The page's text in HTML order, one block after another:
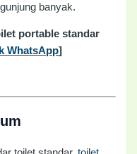
banyak.
portable standar
WhatsApp]